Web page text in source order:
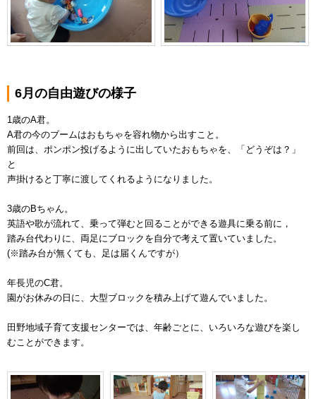
6月の自由遊びの様子
1歳のA君。
A君の今のブームはおもちゃを容れ物から出すこと。
前回は、ポンポン投げるように出していたおもちゃを、「どうぞは？」
と
声掛けると丁寧に渡してくれるようになりました。
3歳のBちゃん。
英語や歌が流れて、乗って弾むと回ることができる遊具に乗る前に，
踏み台代わりに、両足にブロックを自分で考えて置いていました。
(※踏み台が無くても、足は届くんですが）
年長児のC君。
園がお休みの日に、大型ブロックを積み上げて遊んでいました。
田野地域子育て支援センターでは、年齢ごとに、いろいろな遊びを楽し
むことができます。